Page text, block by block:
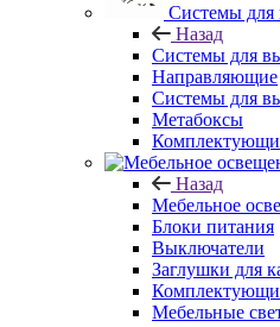
Системы для
Назад
Системы для
Направляющие
Системы для
Метабоксы
Назад
Мебельное
Блоки питания
Выключатели
Заглушки для
Мебельные